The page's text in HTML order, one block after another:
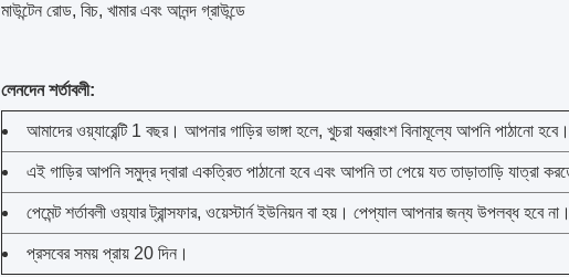
মাউন্টেন রোড, বিচ, খামার এবং আনন্দ গ্রাউন্ডে
লেনদেন শর্তাবলী:
আমাদের ওয়্যারেন্টি 1 বছর। আপনার গাড়ির ভাঙ্গা হলে, খুচরা যন্ত্রাংশ বিনামূল্যে আপনি পাঠানো হবে।
এই গাড়ির আপনি সমুদ্র দ্বারা একত্রিত পাঠানো হবে এবং আপনি তা পেয়ে যত তাড়াতাড়ি যাত্রা
পেমেন্ট শর্তাবলী ওয়্যার ট্রান্সফার, ওয়েস্টার্ন ইউনিয়ন বা হয়। পেপ্যাল ​​আপনার জন্য উপলব্ধ হবে না।
প্রসবের সময় প্রায় 20 দিন।